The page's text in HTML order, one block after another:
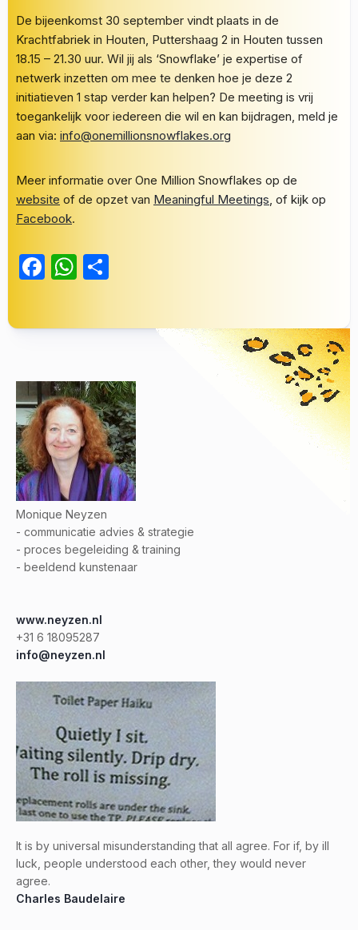
De bijeenkomst 30 september vindt plaats in de
Krachtfabriek in Houten, Puttershaag 2 in Houten tussen
18.15 – 21.30 uur. Wil jij als ‘Snowflake’ je expertise of
netwerk inzetten om mee te denken hoe je deze 2
initiatieven 1 stap verder kan helpen? De meeting is vrij
toegankelijk voor iedereen die wil en kan bijdragen, meld je
aan via: info@onemillionsnowflakes.org
Meer informatie over One Million Snowflakes op de
website of de opzet van Meaningful Meetings, of kijk op
Facebook.
Facebook
WhatsApp
Monique Neyzen
- communicatie advies & strategie
- proces begeleiding & training
- beeldend kunstenaar
www.neyzen.nl
+31 6 18095287
info@neyzen.nl
It is by universal misunderstanding that all agree. For if, by ill
luck, people understood each other, they would never
agree.
Charles Baudelaire